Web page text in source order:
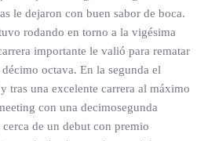
le dejaron con buen sabor de boca.
rodando en torno a la vigésima
importante le valió para rematar
octava. En la segunda el
tras una excelente carrera al máximo
con una decimosegunda
de un debut con premio